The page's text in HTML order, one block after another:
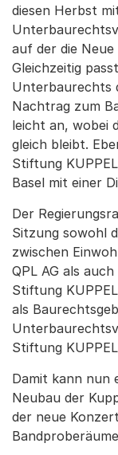
diesen Herbst
auf der die
Gleichzeitig
Unterbaurechts
Nachtrag zum
leicht an, wobei
gleich bleibt.
Stiftung
Basel mit einer
Der
Sitzung sowohl
zwischen
QPL AG als
Stiftung
als
Stiftung
Damit kann nun
Neubau der
der neue